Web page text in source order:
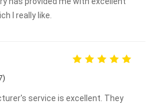
Our customers are also very
final result, which greatly
I really like.
service is excellent. They